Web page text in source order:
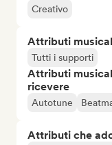
Creativo
Attributi
Tutti i supporti
Attributi
ricevere
Autotune
Attributi che